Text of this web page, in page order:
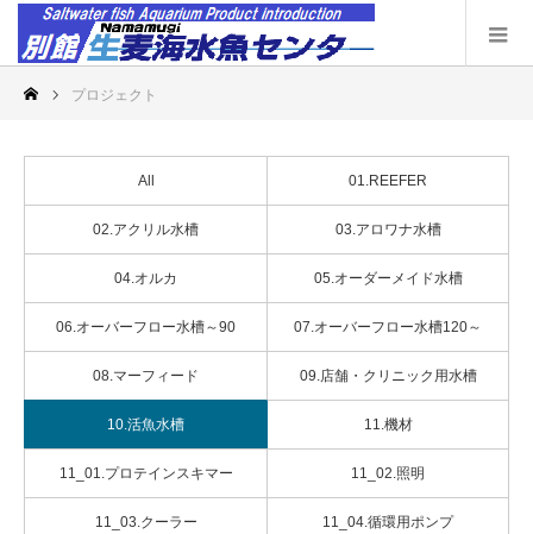
プロジェクト
All 01.REEFER
02.アクリル水槽 03.アロワナ水槽
04.オルカ 05.オーダーメイド水槽
06.オーバーフロー水槽～90 07.オーバーフロー水槽120～
08.マーフィード 09.店舗・クリニック用水槽
10.活魚水槽 11.機材
11_01.プロテインスキマー 11_02.照明
11_03.クーラー 11_04.循環用ポンプ